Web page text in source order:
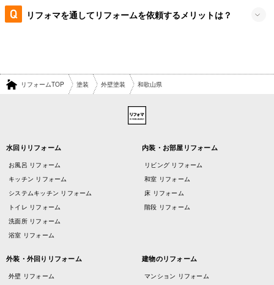
リフォマを通してリフォームを依頼するメリットは？
リフォームTOP 塗装 外壁塗装 和歌山県
水回りリフォーム
お風呂 リフォーム
キッチン リフォーム
システムキッチン リフォーム
トイレ リフォーム
洗面所 リフォーム
浴室 リフォーム
内装・お部屋リフォーム
リビング リフォーム
和室 リフォーム
床 リフォーム
階段 リフォーム
外装・外回りリフォーム
外壁 リフォーム
建物のリフォーム
マンション リフォーム